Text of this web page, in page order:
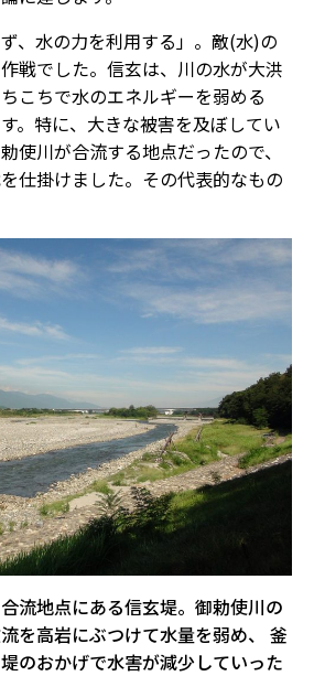
、水の力を利用する」。敵(水)の
戦でした。信玄は、川の水が大洪
こちで水のエネルギーを弱める
。特に、大きな被害を及ぼしてい
使川が合流する地点だったので、
仕掛けました。その代表的なもの
流地点にある信玄堤。御勅使川の
を高岩にぶつけて水量を弱め、 釜
のおかげで水害が減少していった